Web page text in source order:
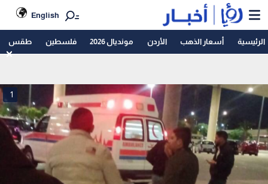
English
الرئيسية أسعار الذهب الأردن مونديال 2026 فلسطين طقس
1